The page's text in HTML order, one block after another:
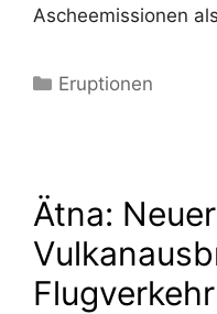
Ascheemissionen
Kategorien
Eruptionen
Ätna: Neuer